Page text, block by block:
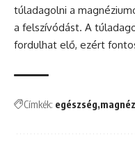
túladagolni a
a felszívódást. A
fordulhat elő, ezért
Címkék: egészség